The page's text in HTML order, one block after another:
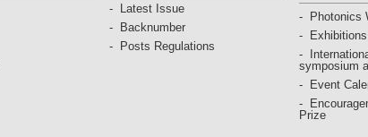
Latest Issue
Backnumber
Posts Regulations
Photonics
symposium
Event
Prize